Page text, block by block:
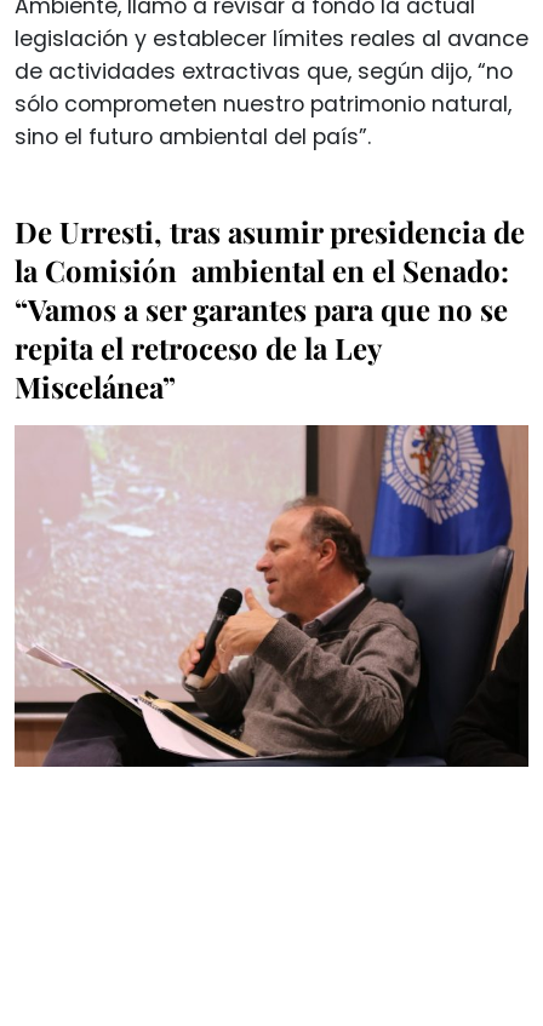
Ambiente, llamó a revisar a fondo la actual
legislación y establecer límites reales al avance
de actividades extractivas que, según dijo, “no
sólo comprometen nuestro patrimonio natural,
sino el futuro ambiental del país”.
De Urresti, tras asumir presidencia de
la Comisión ambiental en el Senado:
“Vamos a ser garantes para que no se
repita el retroceso de la Ley
Miscelánea”